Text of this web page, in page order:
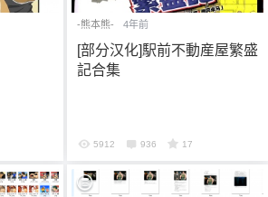
-熊本熊- 4年前
[部分汉化]駅前不動産屋繁盛
記合集
5912 936 17